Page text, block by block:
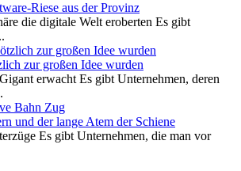
Riese aus der Provinz
die digitale Welt eroberten Es gibt
zur großen Idee wurden
erwacht Es gibt Unternehmen, deren
und der lange Atem der Schiene
Es gibt Unternehmen, die man vor